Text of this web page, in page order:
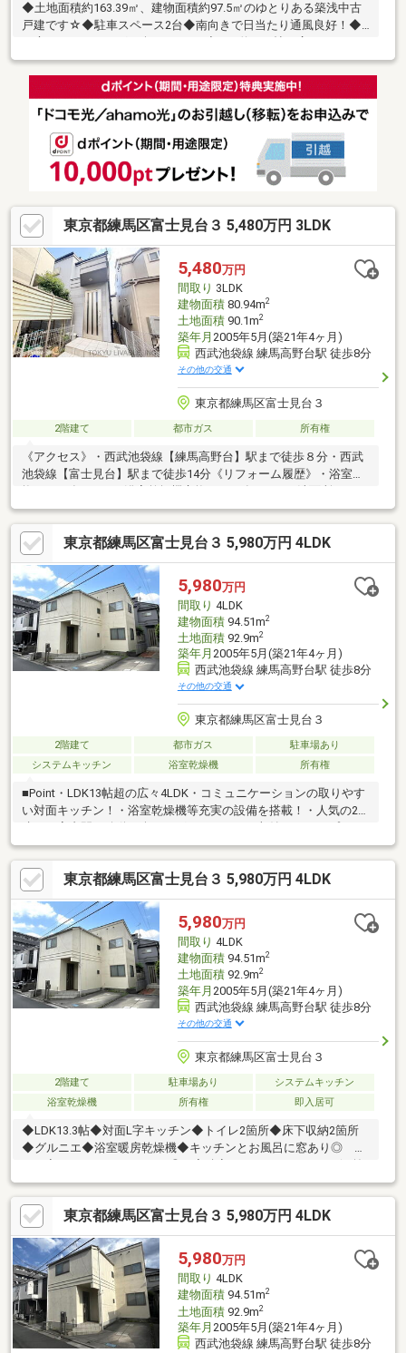
◆土地面積約163.39㎡、建物面積約97.5㎡のゆとりある築浅中古
戸建です☆◆駐車スペース2台◆南向きで日当たり通風良好！◆
す！◆日用品のストックに便利なパントリー付き♪◆約3.1帖のマ
ルチコーナーは趣味のスペースやワークスペースに◎◆納戸やウ
ォークインクローゼットなど収納豊富！
東京都練馬区富士見台３ 5,480万円 3LDK
5,480万円
間取り 3LDK
建物面積80.94m2
土地面積90.1m2
築年月 2005年5月(築21年4ヶ月)
西武池袋線 練馬高野台駅 徒歩8分
その他の交通
東京都練馬区富士見台３
2階建て 都市ガス 所有権
《アクセス》・西武池袋線【練馬高野台】駅まで徒歩８分・西武
池袋線【富士見台】駅まで徒歩14分《リフォーム履歴》・浴室交
換（2025年4月）・浴室乾燥機交換（2025年4月）・洗面所クロス
交換（2025年4月）・外壁塗装（2021年12月）・屋根アスファル
トシングル葺交換（2021年12月）・外壁目地シール（2021年12
月）・バルコニートップコート（2021年12月）《特徴》・LDKは
約13.6畳・ルーフバルコニーからの眺望良好・路地状敷地のた
め、表通りから一本入っており、人目が気にならないのが特徴で
す。
東京都練馬区富士見台３ 5,980万円 4LDK
5,980万円
間取り 4LDK
建物面積94.51m2
土地面積92.9m2
築年月 2005年5月(築21年4ヶ月)
西武池袋線 練馬高野台駅 徒歩8分
その他の交通
東京都練馬区富士見台３
2階建て 都市ガス
駐車場あり
システムキッチン
浴室乾燥機 所有権
■Point・LDK13帖超の広々4LDK・コミュニケーションの取りやす
い対面キッチン！・浴室乾燥機等充実の設備を搭載！・人気の2階
です！■Access西武池袋線「練馬高野台」駅…徒歩8分「富士見
台」駅…徒歩15分■Reformリビング壁一部貼替、ハウスクリーニ
ングコンビニ・スーパー、小・中学校、保育園、公園が徒歩10分
圏内に揃っており、日常生活や子育てにも最適な環境です！現
地、周辺環境の確認等含めご見学は随時承っております。お気軽
にお問合せください！
東京都練馬区富士見台３ 5,980万円 4LDK
5,980万円
間取り 4LDK
建物面積94.51m2
土地面積92.9m2
築年月 2005年5月(築21年4ヶ月)
西武池袋線 練馬高野台駅 徒歩8分
その他の交通
東京都練馬区富士見台３
2階建て 駐車場あり
システムキッチン
浴室乾燥機
所有権 即入居可
◆LDK13.3帖◆対面L字キッチン◆トイレ2箇所◆床下収納2箇所
◆グルニエ◆浴室暖房乾燥機◆キッチンとお風呂に窓あり◎ 建
ぺい率 a.50% b.60% ◎ 容積率 a.100% b.300% (b.前
面道路幅員により160％に制限) ◎ 高度地区 a.10m 第一種
高度地区 b.17ｍ第三種高度地区※２０２６年７月、リビング壁紙
一部貼替え済※２０２６年8月、ハウスクリーニング実施※エアコ
ン・照明 現況渡し
東京都練馬区富士見台３ 5,980万円 4LDK
5,980万円
間取り 4LDK
建物面積94.51m2
土地面積92.9m2
築年月 2005年5月(築21年4ヶ月)
西武池袋線 練馬高野台駅 徒歩8分